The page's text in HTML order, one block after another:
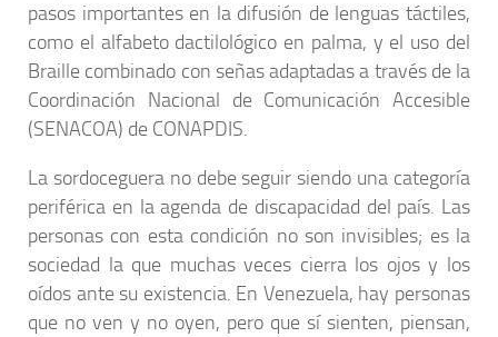
pasos importantes en la difusión de lenguas táctiles,
como el alfabeto dactilológico en palma, y el uso del
Braille combinado con señas adaptadas a través de la
Coordinación Nacional de Comunicación Accesible
(SENACOA) de CONAPDIS.
La sordoceguera no debe seguir siendo una categoría
periférica en la agenda de discapacidad del país. Las
personas con esta condición no son invisibles; es la
sociedad la que muchas veces cierra los ojos y los
oídos ante su existencia. En Venezuela, hay personas
que no ven y no oyen, pero que sí sienten, piensan,